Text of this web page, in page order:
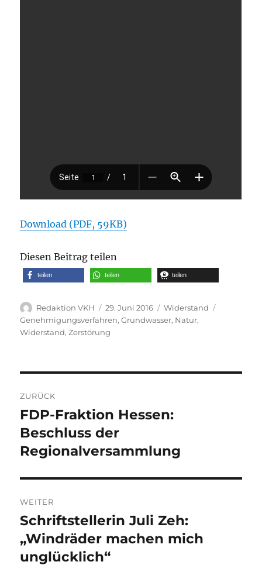
Download (PDF, 59KB)
Diesen Beitrag teilen
teilen teilen teilen
Autor
Redaktion VKH
Veröffentlicht
am
29. Juni 2016 Kategorien
Widerstand
Genehmigungsverfahren,Grundwasser, Natur,
Widerstand,Zerstörung
ZURÜCK
Vorheriger
Beitrag:
FDP-Fraktion Hessen:
Beschluss der
Regionalversammlung
WEITER
Nächster
Beitrag:
Schriftstellerin Juli Zeh:
„Windräder machen mich
unglücklich“